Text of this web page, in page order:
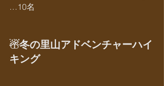
…10名
☃冬の里山アドベンチャーハイ
キング